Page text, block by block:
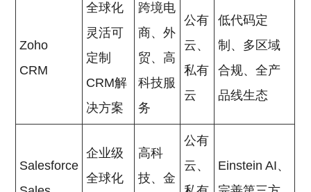
Zoho
CRM
全球化
灵活可
定制
CRM解
决方案
跨境电
商、外
贸、高
科技服
务
公有
云、
私有
云
低代码定
制、多区域
合规、全产
品线生态
Salesforce
企业级
全球化
高科
技、金
公有
云、
Einstein AI、